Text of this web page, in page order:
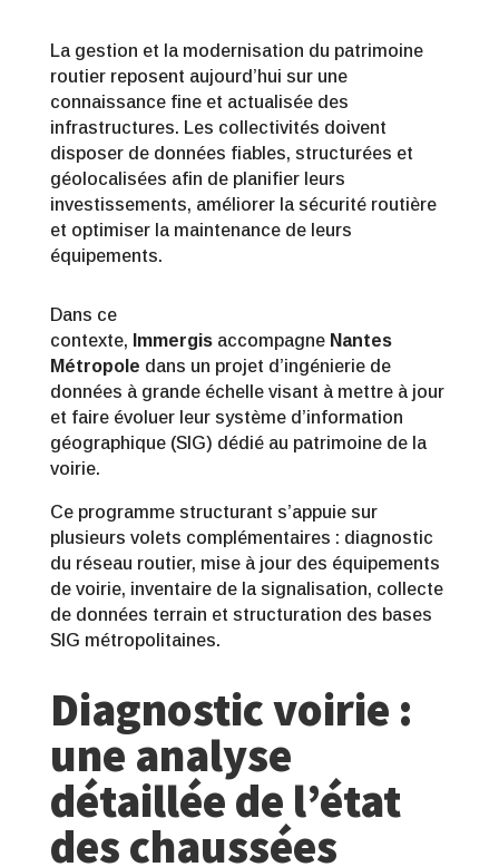
La gestion et la modernisation du patrimoine
routier reposent aujourd’hui sur une
connaissance fine et actualisée des
infrastructures. Les collectivités doivent
disposer de données fiables, structurées et
géolocalisées afin de planifier leurs
investissements, améliorer la sécurité routière
et optimiser la maintenance de leurs
équipements.
Dans ce
contexte, Immergis accompagne Nantes
Métropole dans un projet d’ingénierie de
données à grande échelle visant à mettre à jour
et faire évoluer leur système d’information
géographique (SIG) dédié au patrimoine de la
voirie.
Ce programme structurant s’appuie sur
plusieurs volets complémentaires : diagnostic
du réseau routier, mise à jour des équipements
de voirie, inventaire de la signalisation, collecte
de données terrain et structuration des bases
SIG métropolitaines.
Diagnostic voirie :
une analyse
détaillée de l’état
des chaussées